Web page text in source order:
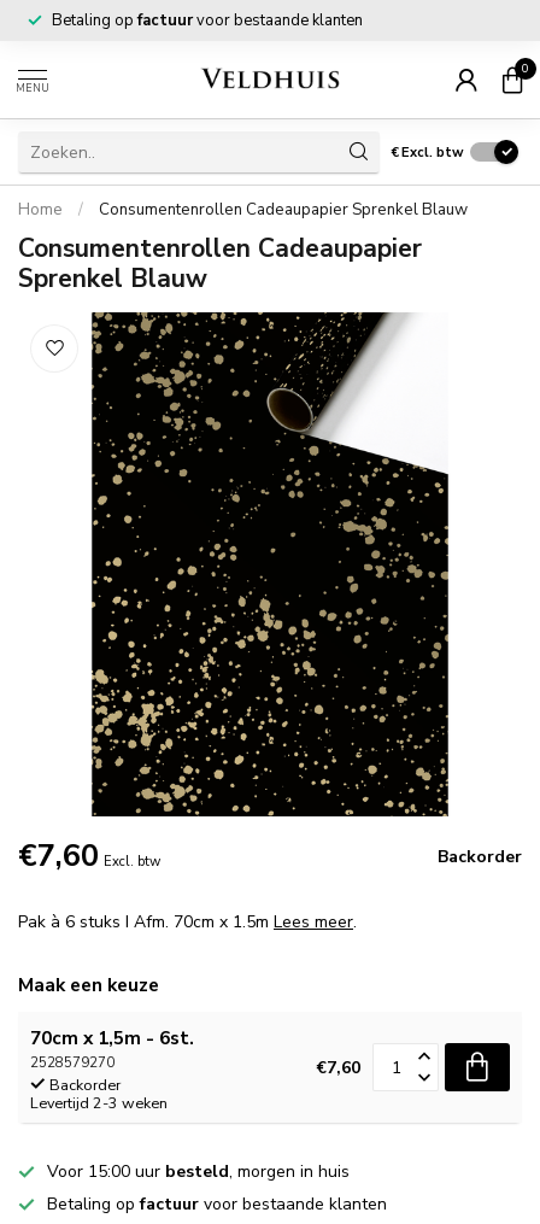
Betaling opfactuurvoor bestaande klanten
MENU
0
€Excl. btw
Home / Consumentenrollen Cadeaupapier Sprenkel Blauw
Consumentenrollen Cadeaupapier
Sprenkel Blauw
€7,60 Excl. btw Backorder
Pak à 6 stuks I Afm. 70cm x 1.5m Lees meer.
Maak een keuze
70cm x 1,5m - 6st.
2528579270
Backorder
Levertijd 2-3 weken
€7,60
Voor 15:00 uur besteld, morgen in huis
Betaling opfactuur voor bestaande klanten